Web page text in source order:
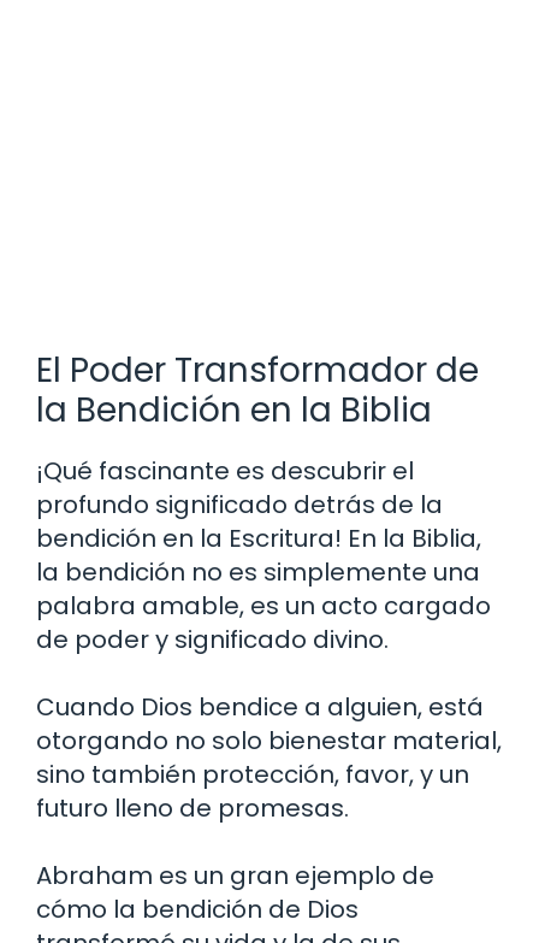
El Poder Transformador de
la Bendición en la Biblia
¡Qué fascinante es descubrir el
profundo significado detrás de la
bendición en la Escritura! En la Biblia,
la bendición no es simplemente una
palabra amable, es un acto cargado
de poder y significado divino.
Cuando Dios bendice a alguien, está
otorgando no solo bienestar material,
sino también protección, favor, y un
futuro lleno de promesas.
Abraham es un gran ejemplo de
cómo la bendición de Dios